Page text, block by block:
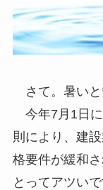
さて。暑いと
今年7月1日に
則により、建
格要件が緩和
とってアツい